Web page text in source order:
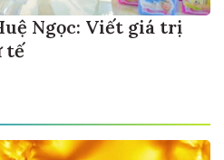
Ngọc: Viết giá trị
tế